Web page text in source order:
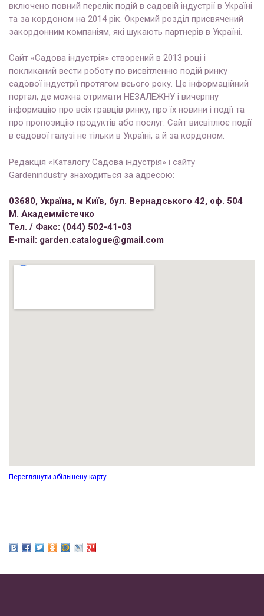
включено повний перелік подій в садовій індустрії в Україні
та за кордоном на 2014 рік. Окремий розділ присвячений
закордонним компаніям, які шукають партнерів в Україні.
Сайт «Садова індустрія» створений в 2013 році і
покликаний вести роботу по висвітленню подій ринку
садової індустрії протягом всього року. Це інформаційний
портал, де можна отримати НЕЗАЛЕЖНУ і вичерпну
інформацію про всіx гравців ринку, про їх новини і події та
про пропозицію продуктів або послуг. Сайт висвітлює події
в садової галузі не тільки в Україні, а й за кордоном.
Редакція «Каталогу Садова індустрія» і сайту
Gardenindustry знаходиться за адресою:
03680, Україна, м Київ, бул. Вернадського 42, оф. 504
М. Академмістечко
Тел. / Факс: (044) 502-41-03
E-mail: garden.catalogue@gmail.com
Переглянути збільшену карту